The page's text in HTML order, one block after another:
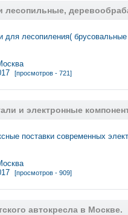
лесопильные,
для лесопиления(
[просмотров - 721]
и электронные
поставки современных
[просмотров - 909]
автокресла в Москве.